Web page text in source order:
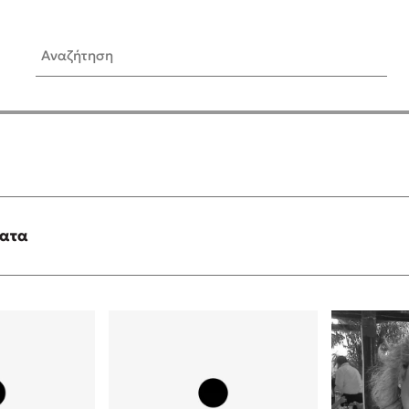
Αναζήτηση
είναι «το πρόβλημα»
Τι είναι η
Δανάη Δεληγεώργη
Συγχαρητήρια, Πέθανες!